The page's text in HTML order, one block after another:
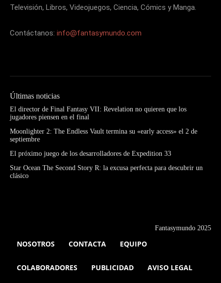
Televisión, Libros, Videojuegos, Ciencia, Cómics y Manga.
Contáctanos: info@fantasymundo.com
Últimas noticias
El director de Final Fantasy VII: Revelation no quieren que los
jugadores piensen en el final
Moonlighter 2: The Endless Vault termina su «early access» el 2 de
septiembre
El próximo juego de los desarrolladores de Expedition 33
Star Ocean The Second Story R: la excusa perfecta para descubrir un
clásico
Fantasymundo 2025
NOSOTROS CONTACTA EQUIPO
COLABORADORES PUBLICIDAD AVISO LEGAL